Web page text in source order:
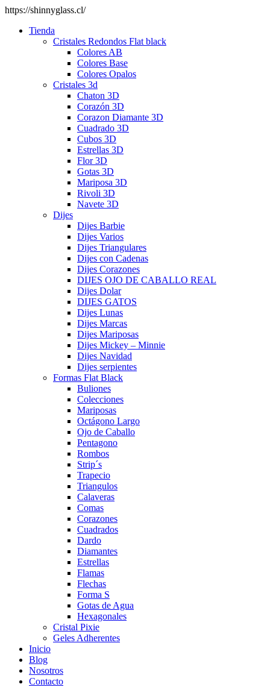
https://shinnyglass.cl/
Tienda
Cristales Redondos Flat black
Colores AB
Colores Base
Colores Opalos
Cristales 3d
Chaton 3D
Corazón 3D
Corazon Diamante 3D
Cuadrado 3D
Cubos 3D
Estrellas 3D
Flor 3D
Gotas 3D
Mariposa 3D
Rivoli 3D
Navete 3D
Dijes
Dijes Barbie
Dijes Varios
Dijes Triangulares
Dijes con Cadenas
Dijes Corazones
DIJES OJO DE CABALLO REAL
Dijes Dolar
DIJES GATOS
Dijes Lunas
Dijes Marcas
Dijes Mariposas
Dijes Mickey – Minnie
Dijes Navidad
Dijes serpientes
Formas Flat Black
Buliones
Colecciones
Mariposas
Octágono Largo
Ojo de Caballo
Pentagono
Rombos
Strip´s
Trapecio
Triangulos
Calaveras
Comas
Corazones
Cuadrados
Dardo
Diamantes
Estrellas
Flamas
Flechas
Forma S
Gotas de Agua
Hexagonales
Cristal Pixie
Geles Adherentes
Inicio
Blog
Nosotros
Contacto